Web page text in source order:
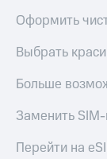
Оформить
Выбрать
Больше
Заменить
Перейти на